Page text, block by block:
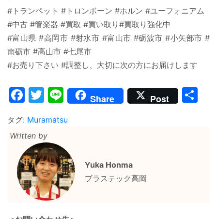
#トランペット #トロンボーン #ホルン #ユーフォニアム
#中古 #管楽器 #買取 #買い取り#買取り強化中
#富山県 #高岡市 #射水市 #富山市 #砺波市 #小矢部市 #
南砺市 #高山市 #七尾市
#お売り下さい #調整し、大切に次の方にお届けします
Facebook
Twitter
LineShare Post
タグ: Muramatsu
Written by
Yuka Honma
ブラステック高岡